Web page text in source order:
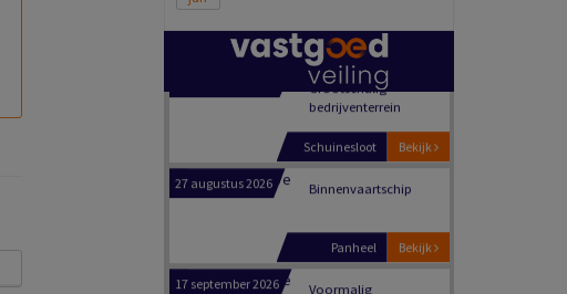
28 september 2026
bedrijventerrein
Schuinesloot
Binnenvaartschip
politiebureau